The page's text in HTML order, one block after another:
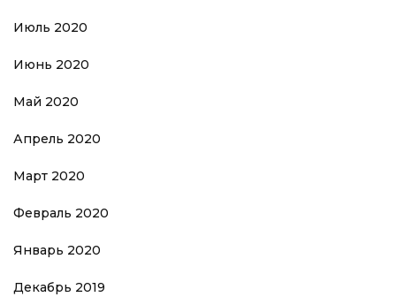
Июль 2020
Июнь 2020
Май 2020
Апрель 2020
Март 2020
Февраль 2020
Январь 2020
Декабрь 2019